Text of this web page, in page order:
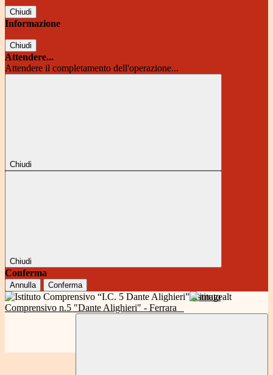
Chiudi
Informazione
Chiudi
Attendere...
Attendere il completamento dell'operazione...
Chiudi
Chiudi
Conferma
Annulla Conferma
Istituto
Comprensivo n.5 "Dante Alighieri" - Ferrara